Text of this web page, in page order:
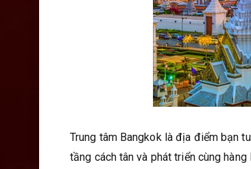
Trung tâm Bangkok là địa điểm bạn
tầng cách tân và phát triển cùng